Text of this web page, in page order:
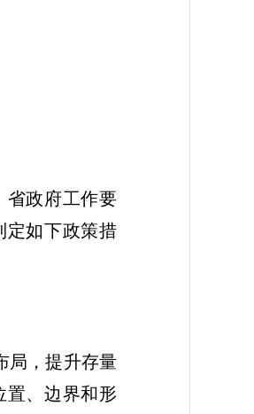
省政府工作要
定如下政策措
局，提升存量
置、边界和形